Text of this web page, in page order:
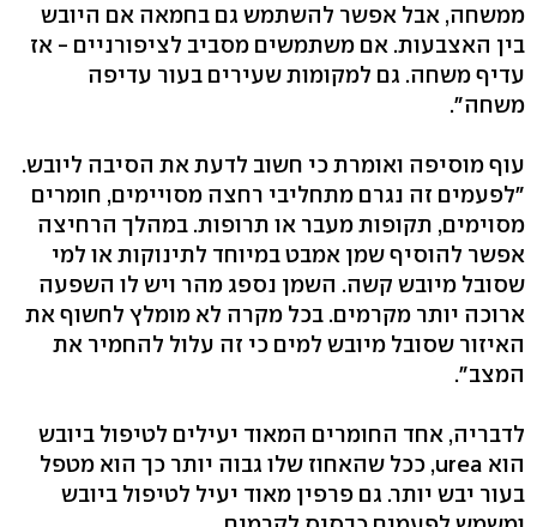
ממשחה, אבל אפשר להשתמש גם בחמאה אם היובש
בין האצבעות. אם משתמשים מסביב לציפורניים - אז
עדיף משחה. גם למקומות שעירים בעור עדיפה
משחה".
עוף מוסיפה ואומרת כי חשוב לדעת את הסיבה ליובש.
"לפעמים זה נגרם מתחליבי רחצה מסויימים, חומרים
מסוימים, תקופות מעבר או תרופות. במהלך הרחיצה
אפשר להוסיף שמן אמבט במיוחד לתינוקות או למי
שסובל מיובש קשה. השמן נספג מהר ויש לו השפעה
ארוכה יותר מקרמים. בכל מקרה לא מומלץ לחשוף את
האיזור שסובל מיובש למים כי זה עלול להחמיר את
המצב".
לדבריה, אחד החומרים המאוד יעילים לטיפול ביובש
הוא urea, ככל שהאחוז שלו גבוה יותר כך הוא מטפל
בעור יבש יותר. גם פרפין מאוד יעיל לטיפול ביובש